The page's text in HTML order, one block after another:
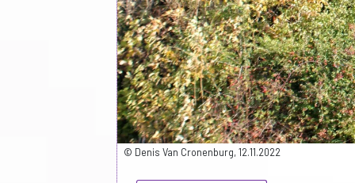
© Denis Van Cronenburg, 12.11.2022